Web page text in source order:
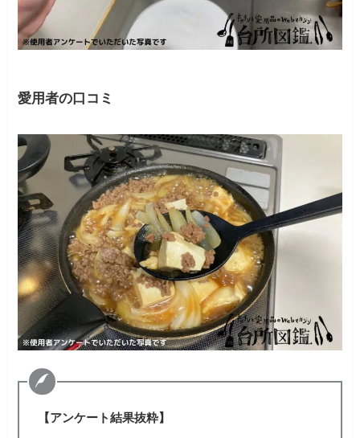
愛用者の口コミ
【アンケート結果抜粋】